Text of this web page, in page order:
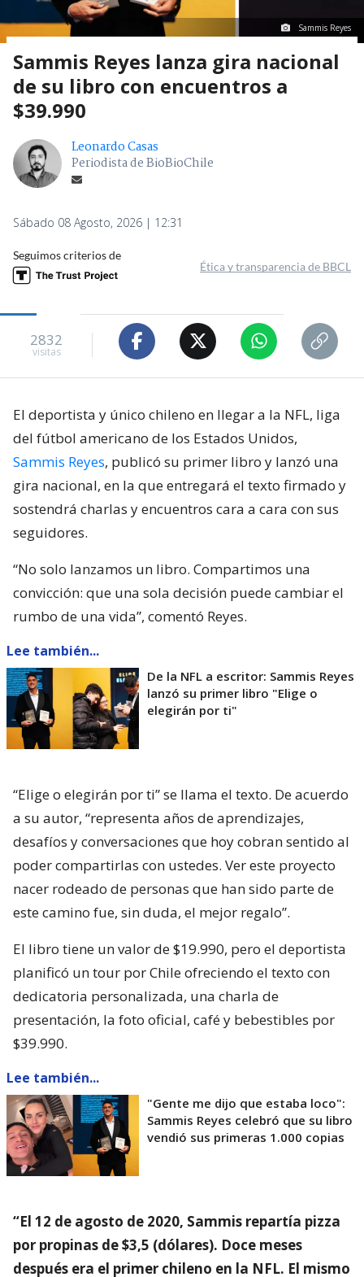
Sammis Reyes
Sammis Reyes lanza gira nacional
de su libro con encuentros a
$39.990
Leonardo Casas
Periodista de BioBioChile
Sábado 08 Agosto, 2026 | 12:31
Seguimos criterios de
Ética y transparencia de BBCL
2832
visitas
El deportista y único chileno en llegar a la NFL, liga
del fútbol americano de los Estados Unidos,
Sammis Reyes, publicó su primer libro y lanzó una
gira nacional, en la que entregará el texto firmado y
sostendrá charlas y encuentros cara a cara con sus
seguidores.
“No solo lanzamos un libro. Compartimos una
convicción: que una sola decisión puede cambiar el
rumbo de una vida”, comentó Reyes.
Lee también...
De la NFL a escritor: Sammis Reyes
lanzó su primer libro "Elige o
elegirán por ti"
“Elige o elegirán por ti” se llama el texto. De acuerdo
a su autor, “representa años de aprendizajes,
desafíos y conversaciones que hoy cobran sentido al
poder compartirlas con ustedes. Ver este proyecto
nacer rodeado de personas que han sido parte de
este camino fue, sin duda, el mejor regalo”.
El libro tiene un valor de $19.990, pero el deportista
planificó un tour por Chile ofreciendo el texto con
dedicatoria personalizada, una charla de
presentación, la foto oficial, café y bebestibles por
$39.990.
Lee también...
"Gente me dijo que estaba loco":
Sammis Reyes celebró que su libro
vendió sus primeras 1.000 copias
“El 12 de agosto de 2020, Sammis repartía pizza
por propinas de $3,5 (dólares). Doce meses
después era el primer chileno en la NFL. El mismo